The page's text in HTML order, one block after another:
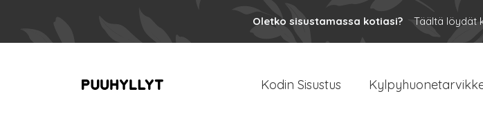
Oletko sisustamassa kotiasi? Täältä löydät
Kodin Sisustus